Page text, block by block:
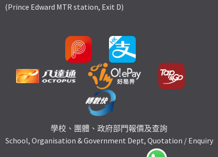
(Prince Edward MTR station, Exit D)
學校、團體、政府部門報價及查詢
School, Organisation & Government Dept, Quotation / Enquiry